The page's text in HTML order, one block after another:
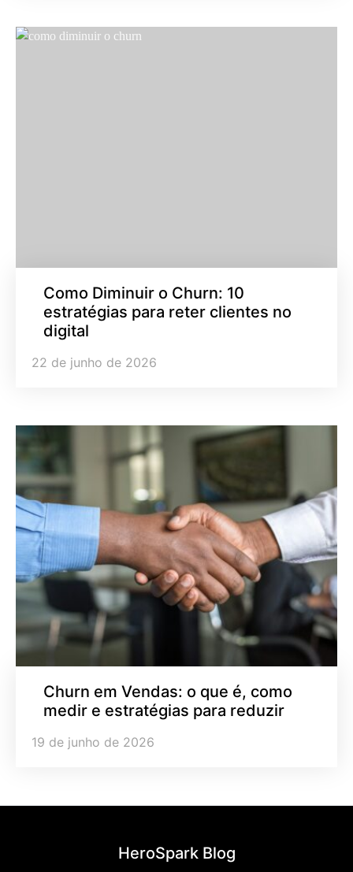
Como Diminuir o Churn: 10
estratégias para reter clientes no
digital
22 de junho de 2026
Churn em Vendas: o que é, como
medir e estratégias para reduzir
19 de junho de 2026
HeroSpark Blog